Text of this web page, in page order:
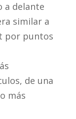
a delante
similar a
por puntos
de una
más